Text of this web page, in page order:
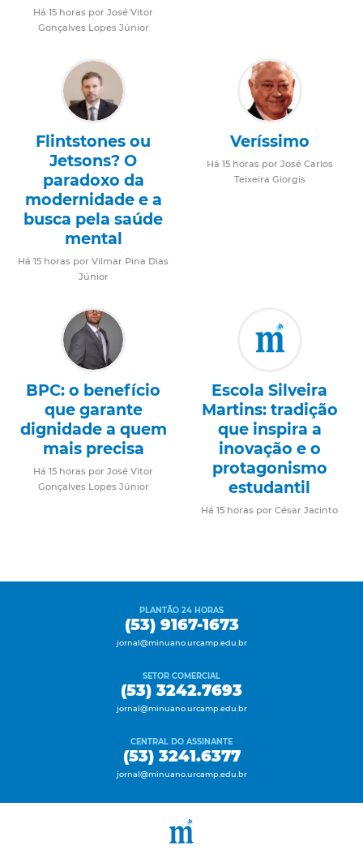
Há 15 horas por José Vitor
Gonçalves Lopes Júnior
Flintstones ou
Jetsons? O
paradoxo da
modernidade e a
busca pela saúde
mental
Há 15 horas por Vilmar Pina Dias
Júnior
Veríssimo
Há 15 horas por José Carlos
Teixeira Giorgis
BPC: o benefício
que garante
dignidade a quem
mais precisa
Há 15 horas por José Vitor
Gonçalves Lopes Júnior
Escola Silveira
Martins: tradição
que inspira a
inovação e o
protagonismo
estudantil
Há 15 horas por César Jacinto
PLANTÃO 24 HORAS
(53) 9167-1673
jornal@minuano.urcamp.edu.br
SETOR COMERCIAL
(53) 3242.7693
jornal@minuano.urcamp.edu.br
CENTRAL DO ASSINANTE
(53) 3241.6377
jornal@minuano.urcamp.edu.br